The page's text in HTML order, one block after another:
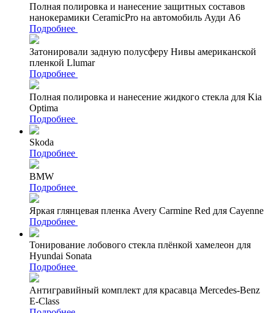
Полная полировка и нанесение защитных составов
нанокерамики CeramicPro на автомобиль Ауди А6
Подробнее
Затонировали задную полусферу Нивы американской
пленкой Llumar
Подробнее
Полная полировка и нанесение жидкого стекла для Kia
Optima
Подробнее
Skoda
Подробнее
BMW
Подробнее
Яркая глянцевая пленка Avery Carmine Red для Cayenne
Подробнее
Тонирование лобового стекла плёнкой хамелеон для
Hyundai Sonata
Подробнее
Антигравийный комплект для красавца Mercedes-Benz
E-Class